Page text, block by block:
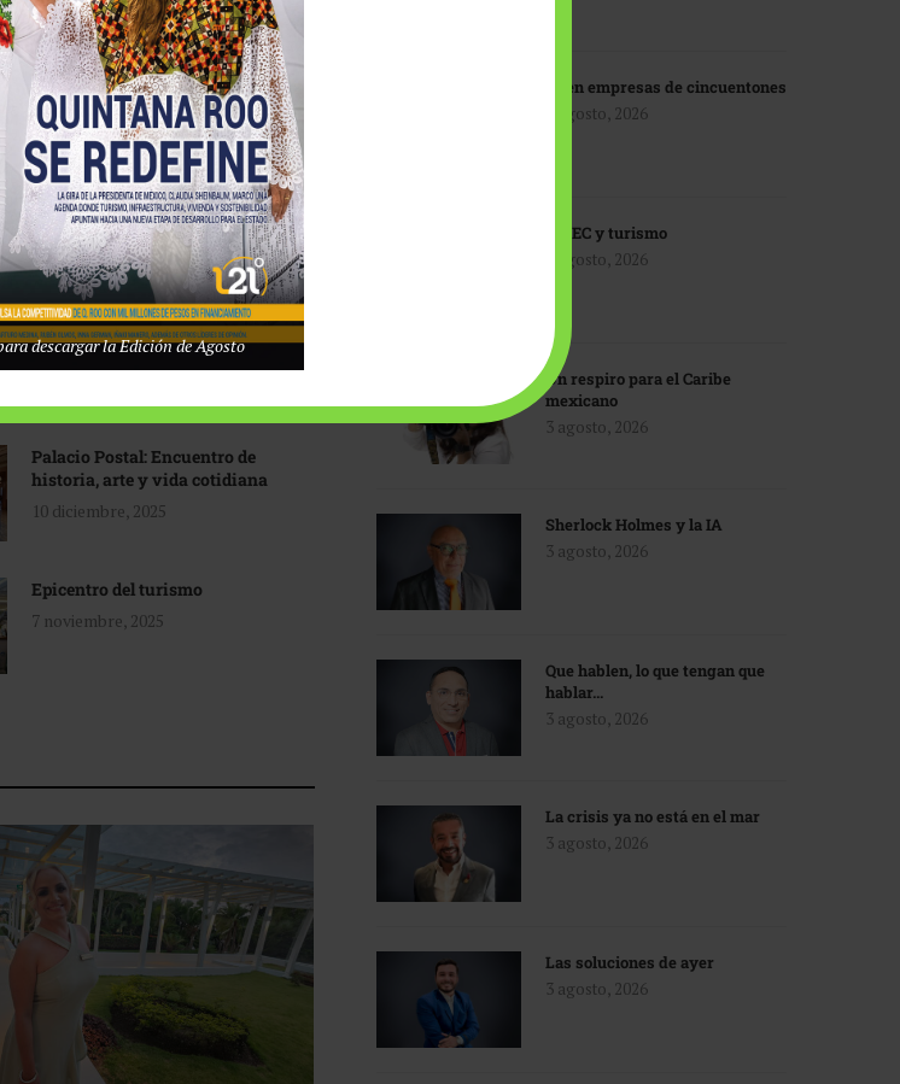
Promoción turística con visión
1 abril, 2026
Industria global en
reconfiguración
31 marzo, 2026
Palacio Postal: Encuentro de
historia, arte y vida cotidiana
10 diciembre, 2025
Epicentro del turismo
7 noviembre, 2025
IA en empresas de cincuentones
3 agosto, 2026
TMEC y turismo
3 agosto, 2026
Un respiro para el Caribe
mexicano
3 agosto, 2026
Sherlock Holmes y la IA
3 agosto, 2026
Que hablen, lo que tengan que
hablar…
3 agosto, 2026
La crisis ya no está en el mar
3 agosto, 2026
Las soluciones de ayer
3 agosto, 2026
descargar la Edición de Agosto